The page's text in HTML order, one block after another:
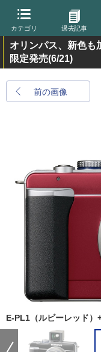
カテゴリ 過去記事
オリンパス、新色も
限定発売(6/21)
前の画像
E-PL1（ルビーレッド